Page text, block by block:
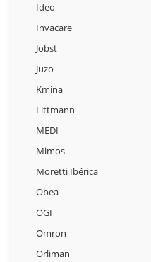
Ideo
Invacare
Jobst
Juzo
Kmina
Littmann
MEDI
Mimos
Moretti Ibérica
Obea
OGI
Omron
Orliman